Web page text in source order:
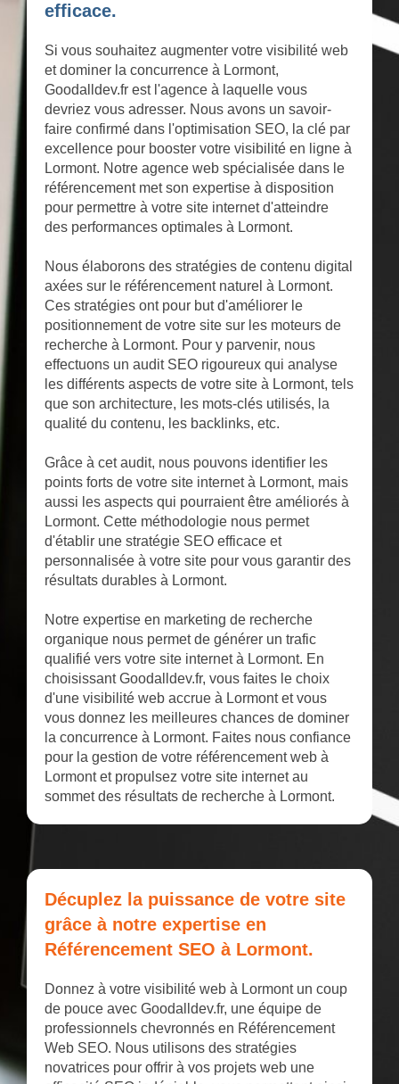
efficace.
Si vous souhaitez augmenter votre visibilité web
et dominer la concurrence à Lormont,
Goodalldev.fr est l'agence à laquelle vous
devriez vous adresser. Nous avons un savoir-
faire confirmé dans l'optimisation SEO, la clé par
excellence pour booster votre visibilité en ligne à
Lormont. Notre agence web spécialisée dans le
référencement met son expertise à disposition
pour permettre à votre site internet d'atteindre
des performances optimales à Lormont.
Nous élaborons des stratégies de contenu digital
axées sur le référencement naturel à Lormont.
Ces stratégies ont pour but d'améliorer le
positionnement de votre site sur les moteurs de
recherche à Lormont. Pour y parvenir, nous
effectuons un audit SEO rigoureux qui analyse
les différents aspects de votre site à Lormont, tels
que son architecture, les mots-clés utilisés, la
qualité du contenu, les backlinks, etc.
Grâce à cet audit, nous pouvons identifier les
points forts de votre site internet à Lormont, mais
aussi les aspects qui pourraient être améliorés à
Lormont. Cette méthodologie nous permet
d'établir une stratégie SEO efficace et
personnalisée à votre site pour vous garantir des
résultats durables à Lormont.
Notre expertise en marketing de recherche
organique nous permet de générer un trafic
qualifié vers votre site internet à Lormont. En
choisissant Goodalldev.fr, vous faites le choix
d'une visibilité web accrue à Lormont et vous
vous donnez les meilleures chances de dominer
la concurrence à Lormont. Faites nous confiance
pour la gestion de votre référencement web à
Lormont et propulsez votre site internet au
sommet des résultats de recherche à Lormont.
Décuplez la puissance de votre site
grâce à notre expertise en
Référencement SEO à Lormont.
Donnez à votre visibilité web à Lormont un coup
de pouce avec Goodalldev.fr, une équipe de
professionnels chevronnés en Référencement
Web SEO. Nous utilisons des stratégies
novatrices pour offrir à vos projets web une